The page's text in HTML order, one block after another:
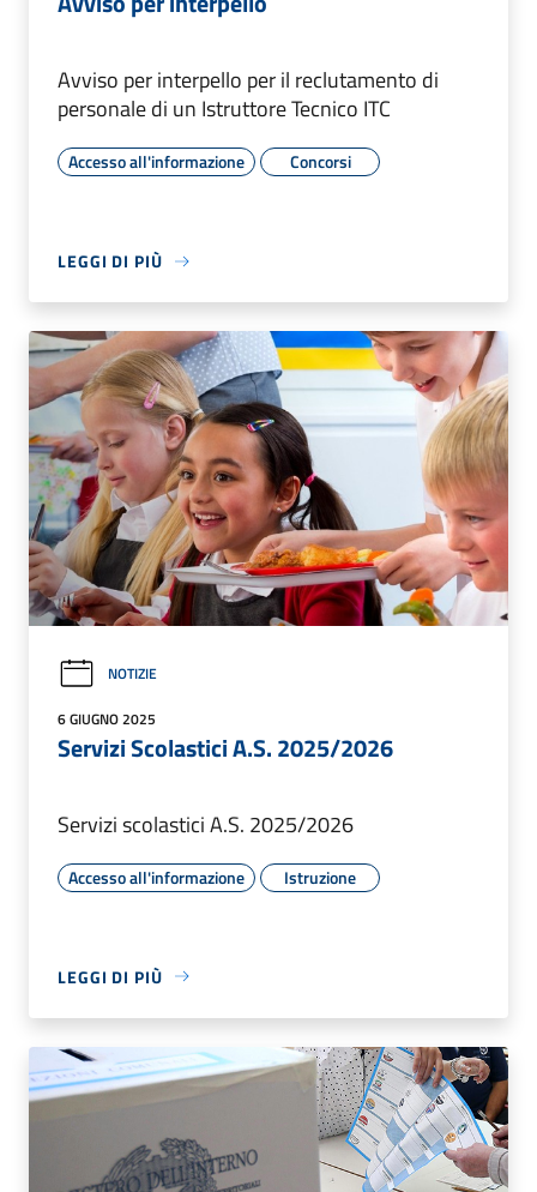
Avviso per interpello per il reclutamento di
personale di un Istruttore Tecnico ITC
Accesso all'informazione Concorsi
LEGGI DI PIÙ
NOTIZIE
6 GIUGNO 2025
Servizi Scolastici A.S. 2025/2026
Servizi scolastici A.S. 2025/2026
Accesso all'informazione Istruzione
LEGGI DI PIÙ